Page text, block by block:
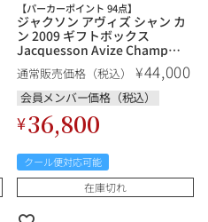
【パーカーポイント 94点】
ジャクソン アヴィズ シャン カ
ン 2009 ギフトボックス
Jacquesson Avize Champ
Cain フランス シャンパン シャ
ンパーニュ
通常販売価格（税込） ¥44,000
会員メンバー価格（税込）
¥36,800
クール便対応可能
在庫切れ